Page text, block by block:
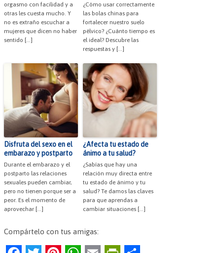
orgasmo con facilidad y a
otras les cuesta mucho. Y
no es extraño escuchar a
mujeres que dicen no haber
sentido […]
¿Cómo usar correctamente
las bolas chinas para
fortalecer nuestro suelo
pélvico? ¿Cuánto tiempo es
el ideal? Descubre las
respuestas y […]
Disfruta del sexo en el
embarazo y postparto
Durante el embarazo y el
postparto las relaciones
sexuales pueden cambiar,
pero no tienen porque ser a
peor. Es el momento de
aprovechar […]
¿Afecta tu estado de
ánimo a tu salud?
¿Sabías que hay una
relación muy directa entre
tu estado de ánimo y tu
salud? Te damos las claves
para que aprendas a
cambiar situaciones […]
Compártelo con tus amigas: